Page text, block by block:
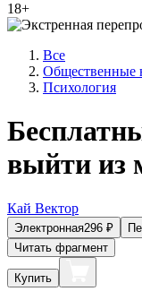
18+
Все
Общественные
Психология
выйти из
Кай Вектор
Электронная296 ₽
Читать фрагмент
Купить